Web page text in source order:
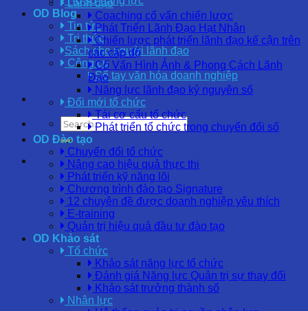
OD Blog
Tin tức
Tri thức
Sách cho người lãnh đạo
Công cụ
Sổ tay văn hóa doanh nghiệp
Lãnh đạo
Coaching cố vấn chiến lược
Phát Triển Lãnh Đạo Hạt Nhân
Chiến lược phát triển lãnh đạo kế cận trên
các cấp độ
Cố Vấn Hình Ảnh & Phong Cách Lãnh
Đạo
Năng lực lãnh đạo kỷ nguyên số
Đổi mới tổ chức
Tái cơ cấu tổ chức
Phát triển tổ chức trong chuyển đổi số
OD Đào tạo
Chuyển đổi tổ chức
Nâng cao hiệu quả thực thi
Phát triển kỹ năng lõi
Chương trình đào tạo Signature
12 chuyên đề được doanh nghiệp yêu thích
E-training
Quản trị hiệu quả đầu tư đào tạo
OD Khảo sát
Tổ chức
Khảo sát năng lực tổ chức
Đánh giá Năng lực Quản trị sự thay đổi
Khảo sát trưởng thành số
Nhân lực